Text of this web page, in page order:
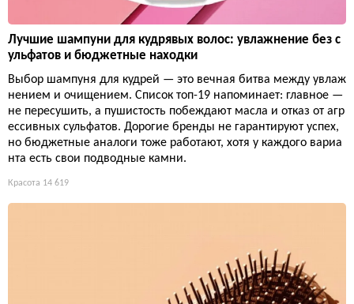
Лучшие шампуни для кудрявых волос: увлажнение без с
ульфатов и бюджетные находки
Выбор шампуня для кудрей — это вечная битва между увлаж
нением и очищением. Список топ-19 напоминает: главное —
не пересушить, а пушистость побеждают масла и отказ от агр
ессивных сульфатов. Дорогие бренды не гарантируют успех,
но бюджетные аналоги тоже работают, хотя у каждого вариа
нта есть свои подводные камни.
Красота 14 619